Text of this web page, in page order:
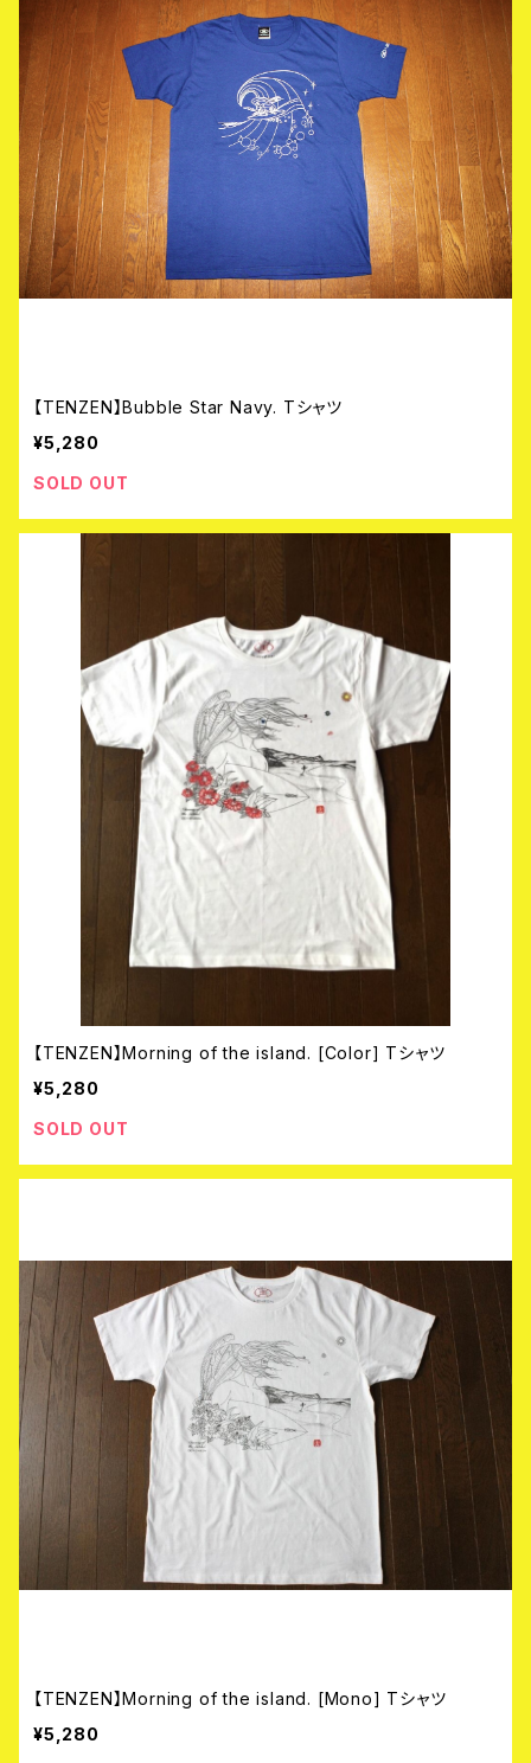
【TENZEN】Bubble Star Navy. Tシャツ
¥5,280
SOLD OUT
【TENZEN】Morning of the island. [Color] Tシャツ
¥5,280
SOLD OUT
【TENZEN】Morning of the island. [Mono] Tシャツ
¥5,280